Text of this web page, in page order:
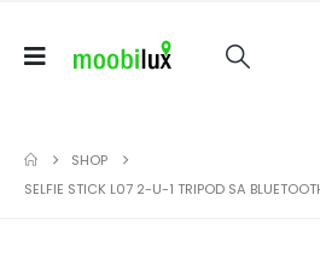
SHOP
SELFIE STICK L07 2-U-1 TRIPOD SA